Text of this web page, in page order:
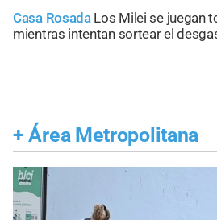
Casa Rosada Los Milei se juegan
mientras intentan sortear el
+ Área Metropolitana